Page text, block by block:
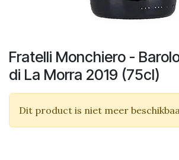
Fratelli Monchiero -
di La Morra 2019 (75cl)
Dit product is niet meer